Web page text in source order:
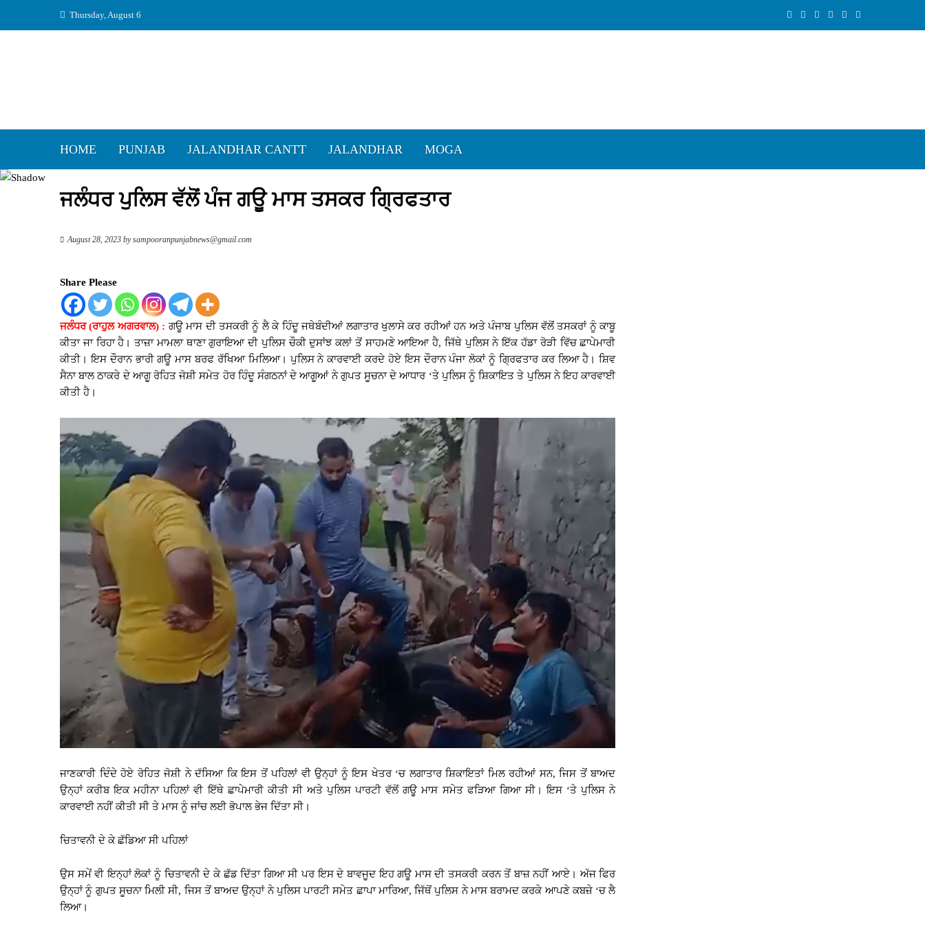
Thursday, August 6
HOME PUNJAB JALANDHAR CANTT JALANDHAR MOGA
ਜਲੰਧਰ ਪੁਲਿਸ ਵੱਲੋਂ ਪੰਜ ਗਊ ਮਾਸ ਤਸਕਰ ਗ੍ਰਿਫਤਾਰ
August 28, 2023 bysampooranpunjabnews@gmail.com
Share Please
ਜਲੰਧਰ (ਰਾਹੁਲ ਅਗਰਵਾਲ) : ਗਊ ਮਾਸ ਦੀ ਤਸਕਰੀ ਨੂੰ ਲੈ ਕੇ ਹਿੰਦੂ ਜਥੇਬੰਦੀਆਂ ਲਗਾਤਾਰ ਖੁਲਾਸੇ ਕਰ ਰਹੀਆਂ ਹਨ ਅਤੇ ਪੰਜਾਬ ਪੁਲਿਸ ਵੱਲੋਂ ਤਸਕਰਾਂ ਨੂੰ ਕਾਬੂ
ਕੀਤਾ ਜਾ ਰਿਹਾ ਹੈ। ਤਾਜ਼ਾ ਮਾਮਲਾ ਥਾਣਾ ਗੁਰਾਇਆ ਦੀ ਪੁਲਿਸ ਚੌਕੀ ਦੁਸਾਂਝ ਕਲਾਂ ਤੋਂ ਸਾਹਮਣੇ ਆਇਆ ਹੈ, ਜਿੱਥੇ ਪੁਲਿਸ ਨੇ ਇੱਕ ਹੱਡਾ ਰੋੜੀ ਵਿੱਚ ਛਾਪੇਮਾਰੀ
ਕੀਤੀ। ਇਸ ਦੌਰਾਨ ਭਾਰੀ ਗਊ ਮਾਸ ਬਰਫ ਰੱਖਿਆ ਮਿਲਿਆ। ਪੁਲਿਸ ਨੇ ਕਾਰਵਾਈ ਕਰਦੇ ਹੋਏ ਇਸ ਦੌਰਾਨ ਪੰਜਾ ਲੋਕਾਂ ਨੂੰ ਗ੍ਰਿਫਤਾਰ ਕਰ ਲਿਆ ਹੈ। ਸ਼ਿਵ
ਸੈਨਾ ਬਾਲ ਠਾਕਰੇ ਦੇ ਆਗੂ ਰੋਹਿਤ ਜੋਸ਼ੀ ਸਮੇਤ ਹੋਰ ਹਿੰਦੂ ਸੰਗਠਨਾਂ ਦੇ ਆਗੂਆਂ ਨੇ ਗੁਪਤ ਸੂਚਨਾ ਦੇ ਆਧਾਰ ‘ਤੇ ਪੁਲਿਸ ਨੂੰ ਸ਼ਿਕਾਇਤ ਤੇ ਪੁਲਿਸ ਨੇ ਇਹ ਕਾਰਵਾਈ
ਕੀਤੀ ਹੈ।
ਜਾਣਕਾਰੀ ਦਿੰਦੇ ਹੋਏ ਰੋਹਿਤ ਜੋਸ਼ੀ ਨੇ ਦੱਸਿਆ ਕਿ ਇਸ ਤੋਂ ਪਹਿਲਾਂ ਵੀ ਉਨ੍ਹਾਂ ਨੂੰ ਇਸ ਖੇਤਰ ‘ਚ ਲਗਾਤਾਰ ਸ਼ਿਕਾਇਤਾਂ ਮਿਲ ਰਹੀਆਂ ਸਨ, ਜਿਸ ਤੋਂ ਬਾਅਦ
ਉਨ੍ਹਾਂ ਕਰੀਬ ਇਕ ਮਹੀਨਾ ਪਹਿਲਾਂ ਵੀ ਇੱਥੇ ਛਾਪੇਮਾਰੀ ਕੀਤੀ ਸੀ ਅਤੇ ਪੁਲਿਸ ਪਾਰਟੀ ਵੱਲੋਂ ਗਊ ਮਾਸ ਸਮੇਤ ਫੜਿਆ ਗਿਆ ਸੀ। ਇਸ ‘ਤੇ ਪੁਲਿਸ ਨੇ
ਕਾਰਵਾਈ ਨਹੀਂ ਕੀਤੀ ਸੀ ਤੇ ਮਾਸ ਨੂੰ ਜਾਂਚ ਲਈ ਭੋਪਾਲ ਭੇਜ ਦਿੱਤਾ ਸੀ।
ਚਿਤਾਵਨੀ ਦੇ ਕੇ ਛੱਡਿਆ ਸੀ ਪਹਿਲਾਂ
ਉਸ ਸਮੇਂ ਵੀ ਇਨ੍ਹਾਂ ਲੋਕਾਂ ਨੂੰ ਚਿਤਾਵਨੀ ਦੇ ਕੇ ਛੱਡ ਦਿੱਤਾ ਗਿਆ ਸੀ ਪਰ ਇਸ ਦੇ ਬਾਵਜੂਦ ਇਹ ਗਊ ਮਾਸ ਦੀ ਤਸਕਰੀ ਕਰਨ ਤੋਂ ਬਾਜ਼ ਨਹੀਂ ਆਏ। ਅੱਜ ਫਿਰ
ਉਨ੍ਹਾਂ ਨੂੰ ਗੁਪਤ ਸੂਚਨਾ ਮਿਲੀ ਸੀ, ਜਿਸ ਤੋਂ ਬਾਅਦ ਉਨ੍ਹਾਂ ਨੇ ਪੁਲਿਸ ਪਾਰਟੀ ਸਮੇਤ ਛਾਪਾ ਮਾਰਿਆ, ਜਿੱਥੋਂ ਪੁਲਿਸ ਨੇ ਮਾਸ ਬਰਾਮਦ ਕਰਕੇ ਆਪਣੇ ਕਬਜ਼ੇ ‘ਚ ਲੈ
ਲਿਆ।